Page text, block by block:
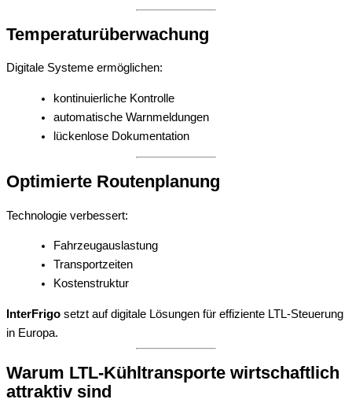
Temperaturüberwachung
Digitale Systeme ermöglichen:
kontinuierliche Kontrolle
automatische Warnmeldungen
lückenlose Dokumentation
Optimierte Routenplanung
Technologie verbessert:
Fahrzeugauslastung
Transportzeiten
Kostenstruktur
InterFrigo setzt auf digitale Lösungen für effiziente LTL-Steuerung
in Europa.
Warum LTL-Kühltransporte wirtschaftlich
attraktiv sind